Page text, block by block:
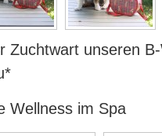
Zuchtwart unseren
Wellness im Spa